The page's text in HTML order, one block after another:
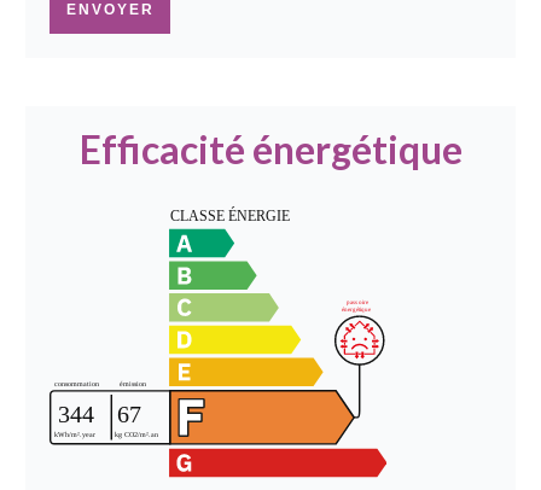
ENVOYER
Efficacité énergétique